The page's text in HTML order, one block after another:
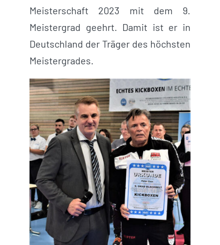
Meisterschaft 2023 mit dem 9.
Meistergrad geehrt. Damit ist er in
Deutschland der Träger des höchsten
Meistergrades.